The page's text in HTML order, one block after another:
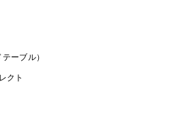
付けておりません。
ーブル）
クト